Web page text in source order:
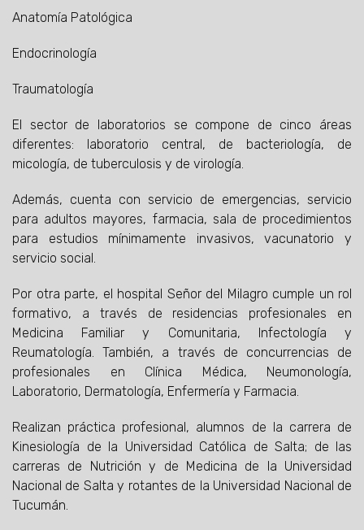
Anatomía Patológica
Endocrinología
Traumatología
El sector de laboratorios se compone de cinco áreas
diferentes: laboratorio central, de bacteriología, de
micología, de tuberculosis y de virología.
Además, cuenta con servicio de emergencias, servicio
para adultos mayores, farmacia, sala de procedimientos
para estudios mínimamente invasivos, vacunatorio y
servicio social.
Por otra parte, el hospital Señor del Milagro cumple un rol
formativo, a través de residencias profesionales en
Medicina Familiar y Comunitaria, Infectología y
Reumatología. También, a través de concurrencias de
profesionales en Clínica Médica, Neumonología,
Laboratorio, Dermatología, Enfermería y Farmacia.
Realizan práctica profesional, alumnos de la carrera de
Kinesiología de la Universidad Católica de Salta; de las
carreras de Nutrición y de Medicina de la Universidad
Nacional de Salta y rotantes de la Universidad Nacional de
Tucumán.